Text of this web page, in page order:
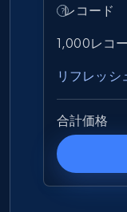
Category id,
more.
1.2K+
レコード
1,000レコ
リフレッシ
合計価格